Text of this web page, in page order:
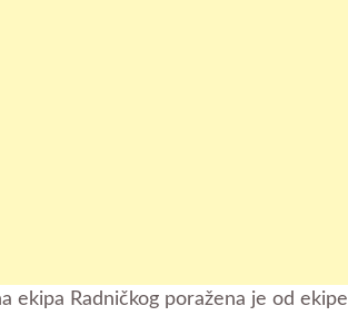
ekipa Radničkog poražena je od